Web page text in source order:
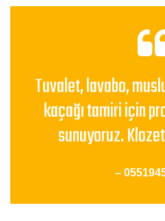
Tuvalet, lavabo,
kaçağı tamiri için
sunuyoruz.
–